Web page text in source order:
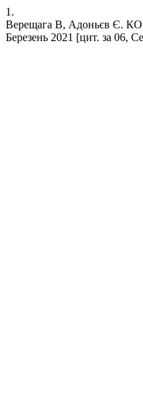
1.
Верещага В, Адоньєв
Березень 2021 [цит. за 06,